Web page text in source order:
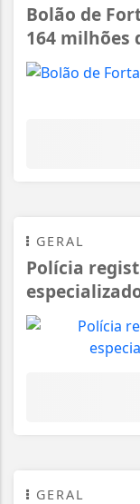
Bolão de
164 milhões
GERAL
Polícia
GERAL